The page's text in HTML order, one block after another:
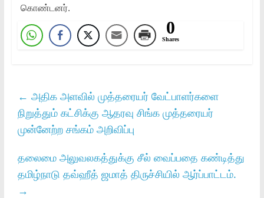
கொண்டனர்.
0
Shares
← அதிக அளவில் முத்தரையர் வேட்பாளர்களை
நிறுத்தும் கட்சிக்கு ஆதரவு சிங்க முத்தரையர்
முன்னேற்ற சங்கம் அறிவிப்பு
தலைமை அலுவலகத்துக்கு சீல் வைப்பதை கண்டித்து
தமிழ்நாடு தவ்ஹீத் ஜமாத் திருச்சியில் ஆர்ப்பாட்டம்.
→